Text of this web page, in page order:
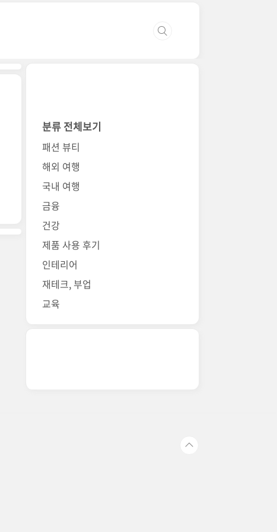
분류 전체보기
패션 뷰티
해외 여행
국내 여행
금융
건강
제품 사용 후기
인테리어
재테크, 부업
교육